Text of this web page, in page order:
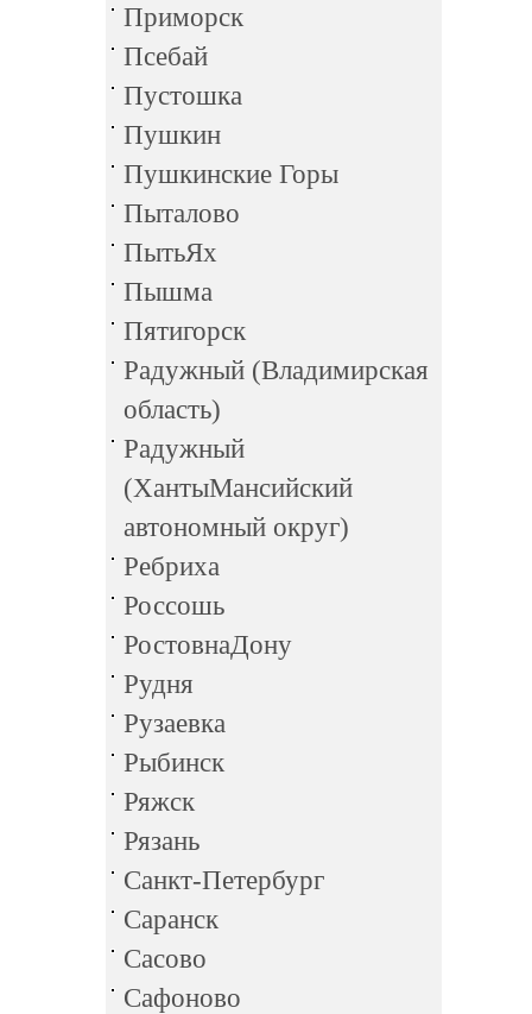
Приморск
Псебай
Пустошка
Пушкин
Пушкинские Горы
Пыталово
ПытьЯх
Пышма
Пятигорск
Радужный (Владимирская
область)
Радужный
(ХантыМансийский
автономный округ)
Ребриха
Россошь
РостовнаДону
Рудня
Рузаевка
Рыбинск
Ряжск
Рязань
Санкт-Петербург
Саранск
Сасово
Сафоново